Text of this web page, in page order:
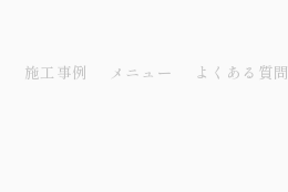
施工事例 メニュー よくある質問